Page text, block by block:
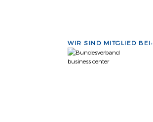
WIR SIND MITGLIED BEI: